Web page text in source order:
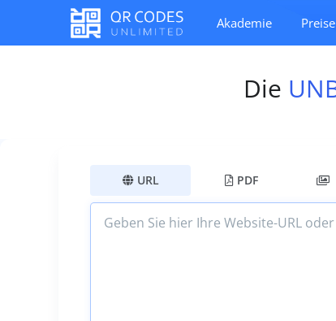
Akademie Preise
Die
URL PDF